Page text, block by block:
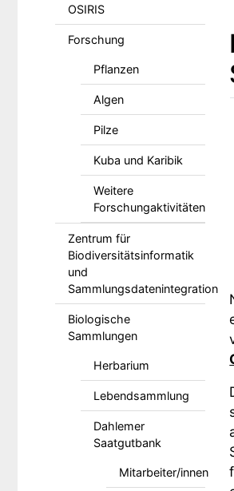
OSIRIS
Forschung
Pflanzen
Algen
Pilze
Kuba und Karibik
Weitere
Forschungaktivitäten
Zentrum für
Biodiversitätsinformatik
und
Sammlungsdatenintegration
Biologische
Sammlungen
Herbarium
Lebendsammlung
Dahlemer
Saatgutbank
Mitarbeiter/innen